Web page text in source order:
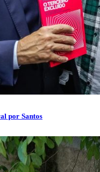
por Santos